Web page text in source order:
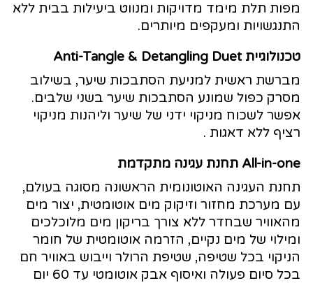
מפות תלת מימד מדויקות ומנווט ביעילות בבית ללא
התנגשויות ומעקפים מיותרים.
טכנולוגייתAnti-Tangle & Detangling Duet
מברשת ראשית למניעת הסתבכות שיער, בשילוב
מסרק כפול שמונע הסתבכות שיער בשני שלבים.
אפשר לשכוח מניקוי ידני של שיער וליהנות מניקוי
רציף ללא דאגות .
All-in-one תחנת עגינה מתקדמת
תחנת העגינה האוטונומית הראשונה מסוגה בעולם,
עם מערכת מחזור וזיקוק מים אוטומטית, יצור מים
מהאוויר שבחדר ללא צורך בריקון מים מלוכלכים
ומילוי של מים נקיים, הזרמה אוטומטית של חומר
הניקוי בכל שטיפה, שטיפת הרולר וייבוש באוויר חם
בכל סיום פעולה ואיסוף אבק אוטומטי עד 60 יום